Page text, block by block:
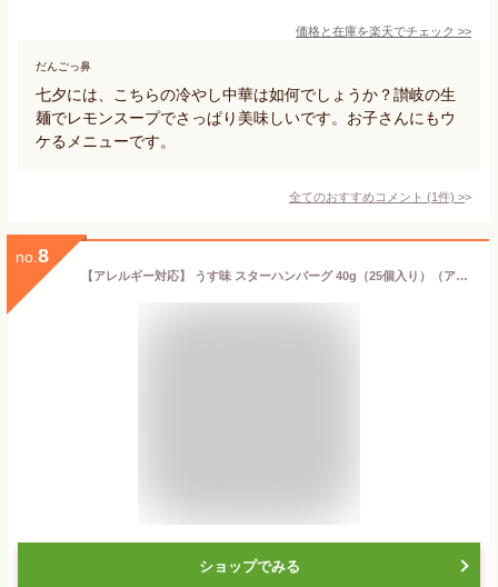
価格と在庫を楽天でチェック >>
だんごっ鼻
七夕には、こちらの冷やし中華は如何でしょうか？讃岐の生
麺でレモンスープでさっぱり美味しいです。お子さんにもウ
ケるメニューです。
全てのおすすめコメント (1件) >
no. 8
【アレルギー対応】 うす味 スターハンバーグ 40g（25個入り）（アレルギー対応 卵不使用 乳不使用 小麦不使用 星型 ハンバーグ 日東ベスト 夕食 おやつ おかず イベント 行事食 学校 給食 幼稚園 保育園）
ショップでみる